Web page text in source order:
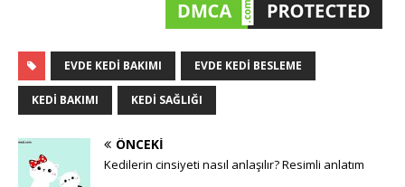
EVDE KEDI BAKIMI EVDE KEDI BESLEME
KEDI BAKIMI KEDI SAĞLIĞI
ÖNCEKI
Kedilerin cinsiyeti nasıl anlaşılır? Resimli anlatım